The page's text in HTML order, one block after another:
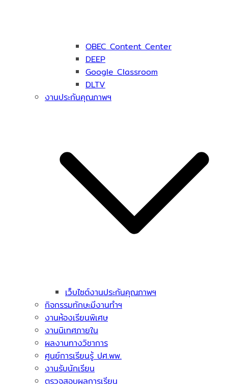
OBEC Content Center
DEEP
Google Classroom
DLTV
งานประกันคุณภาพฯ
เว็บไซต์งานประกันคุณภาพฯ
กิจกรรมทักษะมีงานทำฯ
งานห้องเรียนพิเศษ
งานนิเทศภายใน
ผลงานทางวิชาการ
ศูนย์การเรียนรู้ ปศ.พพ.
งานรับนักเรียน
ตรวจสอบผลการเรียน